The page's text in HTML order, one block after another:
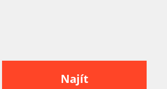
Najít